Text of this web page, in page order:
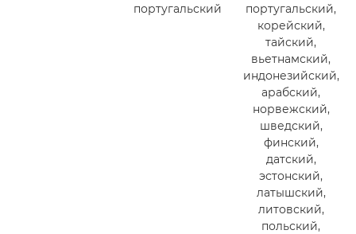
португальский
португальский,
корейский,
тайский,
вьетнамский,
индонезийский,
арабский,
норвежский,
шведский,
финский,
датский,
эстонский,
латышский,
литовский,
польский,